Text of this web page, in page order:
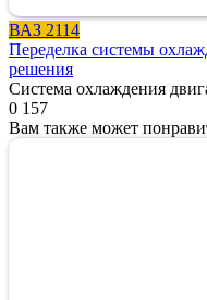
ВАЗ 2114
Переделка системы
решения
Система охлаждения
0 157
Вам также может